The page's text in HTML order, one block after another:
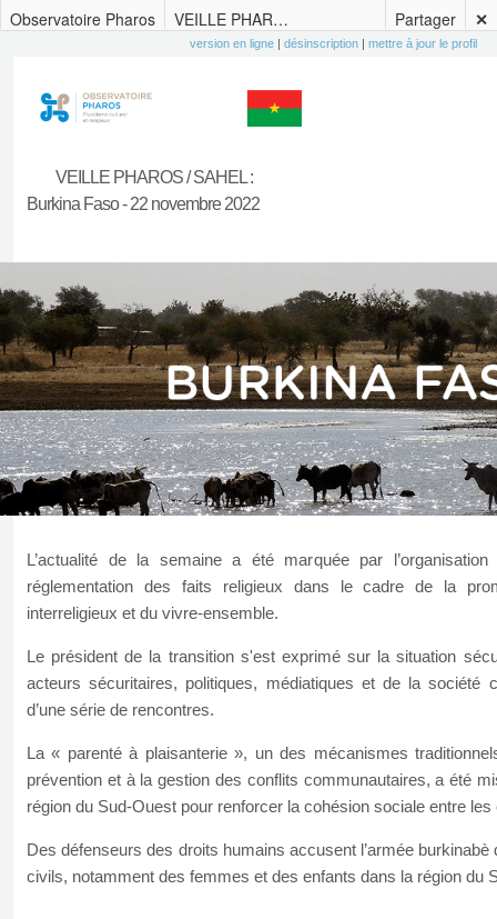
Observatoire Pharos VEILLE PHAROS / SAHEL : Burkina Faso – 22 novembre 2022 ✕
Partager